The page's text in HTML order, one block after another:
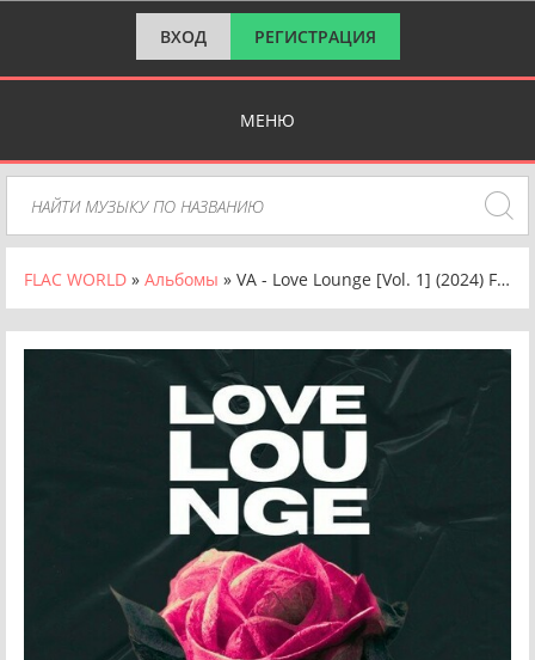
ВХОД РЕГИСТРАЦИЯ
МЕНЮ
FLAC WORLD » Альбомы » VA - Love Lounge [Vol. 1] (2024) FLAC